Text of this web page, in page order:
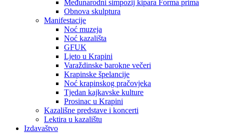
Međunarodni simpozij kipara Forma prima
Obnova skulptura
Manifestacije
Noć muzeja
Noć kazališta
GFUK
Ljeto u Krapini
Varaždinske barokne večeri
Krapinske špelancije
Noć krapinskog pračovjeka
Tjedan kajkavske kulture
Prosinac u Krapini
Kazališne predstave i koncerti
Lektira u kazalištu
Izdavaštvo